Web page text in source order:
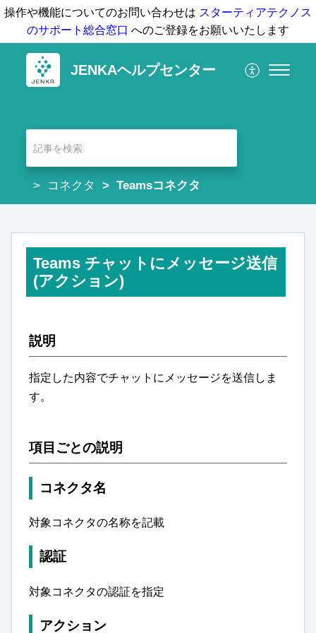
操作や機能についてのお問い合わせは スターティアテクノス
のサポート総合窓口 へのご登録をお願いいたします
JENKAヘルプセンター
コネクタ Teamsコネクタ
Teams チャットにメッセージ送信
(アクション)
説明
指定した内容でチャットにメッセージを送信しま
す。
項目ごとの説明
コネクタ名
対象コネクタの名称を記載
認証
対象コネクタの認証を指定
アクション